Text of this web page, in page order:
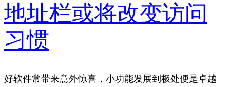
地址栏或将改变访问
习惯
好软件常带来意外惊喜，小功能发展到极处便是卓越